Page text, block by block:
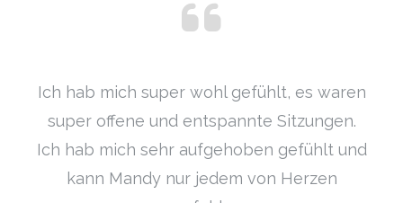
Ich hab mich super wohl gefühlt, es waren
super offene und entspannte Sitzungen.
Ich hab mich sehr aufgehoben gefühlt und
kann Mandy nur jedem von Herzen